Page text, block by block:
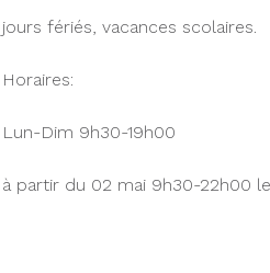
jours fériés, vacances scolaires.
Horaires:
Lun-Dim 9h30-19h00
à partir du 02 mai 9h30-22h00